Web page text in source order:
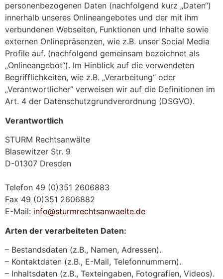
personenbezogenen Daten (nachfolgend kurz „Daten“)
innerhalb unseres Onlineangebotes und der mit ihm
verbundenen Webseiten, Funktionen und Inhalte sowie
externen Onlinepräsenzen, wie z.B. unser Social Media
Profile auf. (nachfolgend gemeinsam bezeichnet als
„Onlineangebot“). Im Hinblick auf die verwendeten
Begrifflichkeiten, wie z.B. „Verarbeitung“ oder
„Verantwortlicher“ verweisen wir auf die Definitionen im
Art. 4 der Datenschutzgrundverordnung (DSGVO).
Verantwortlich
STURM Rechtsanwälte
Blasewitzer Str. 9
D-01307 Dresden
Telefon 49 (0)351 2606883
Fax 49 (0)351 2606882
E-Mail: info@sturmrechtsanwaelte.de
Arten der verarbeiteten Daten:
– Bestandsdaten (z.B., Namen, Adressen).
– Kontaktdaten (z.B., E-Mail, Telefonnummern).
– Inhaltsdaten (z.B., Texteingaben, Fotografien, Videos).